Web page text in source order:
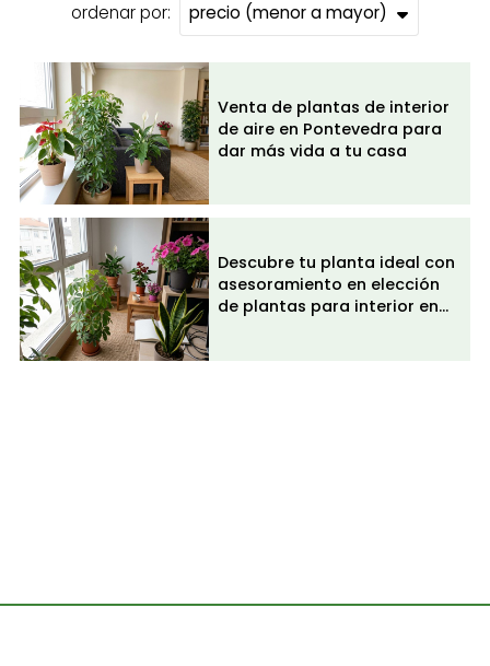
ordenar por:
Todos los servicios
Flores frescas y composiciones de temporada
Piensos y cuidado de mascotas
Plantas de exterior y huerto
Plantas de interior y decoración del hogar
Semillas, abonos y cuidado de plantas
Venta de plantas de interior
de aire en Pontevedra para
dar más vida a tu casa
Descubre tu planta ideal con
asesoramiento en elección
de plantas para interior en